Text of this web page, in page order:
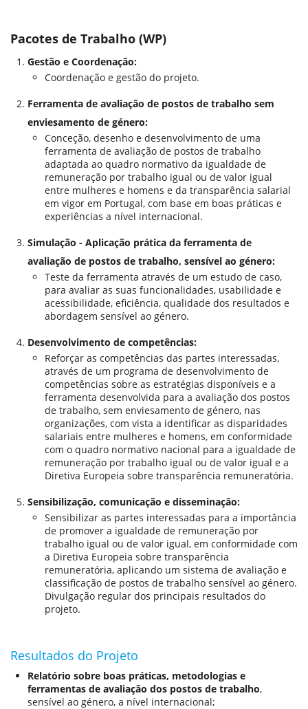
Pacotes de Trabalho (WP)
Gestão e Coordenação:
Coordenação e gestão do projeto.
Ferramenta de avaliação de postos de trabalho sem
enviesamento de género:
Conceção, desenho e desenvolvimento de uma
ferramenta de avaliação de postos de trabalho
adaptada ao quadro normativo da igualdade de
remuneração por trabalho igual ou de valor igual
entre mulheres e homens e da transparência salarial
em vigor em Portugal, com base em boas práticas e
experiências a nível internacional.
Simulação - Aplicação prática da ferramenta de
avaliação de postos de trabalho, sensível ao género:
Teste da ferramenta através de um estudo de caso,
para avaliar as suas funcionalidades, usabilidade e
acessibilidade, eficiência, qualidade dos resultados e
abordagem sensível ao género.
Desenvolvimento de competências:
Reforçar as competências das partes interessadas,
através de um programa de desenvolvimento de
competências sobre as estratégias disponíveis e a
ferramenta desenvolvida para a avaliação dos postos
de trabalho, sem enviesamento de género, nas
organizações, com vista a identificar as disparidades
salariais entre mulheres e homens, em conformidade
com o quadro normativo nacional para a igualdade de
remuneração por trabalho igual ou de valor igual e a
Diretiva Europeia sobre transparência remuneratória.
Sensibilização, comunicação e disseminação:
Sensibilizar as partes interessadas para a importância
de promover a igualdade de remuneração por
trabalho igual ou de valor igual, em conformidade com
a Diretiva Europeia sobre transparência
remuneratória, aplicando um sistema de avaliação e
classificação de postos de trabalho sensível ao género.
Divulgação regular dos principais resultados do
projeto.
Resultados do Projeto
Relatório sobre boas práticas, metodologias e
ferramentas de avaliação dos postos de trabalho,
sensível ao género, a nível internacional;